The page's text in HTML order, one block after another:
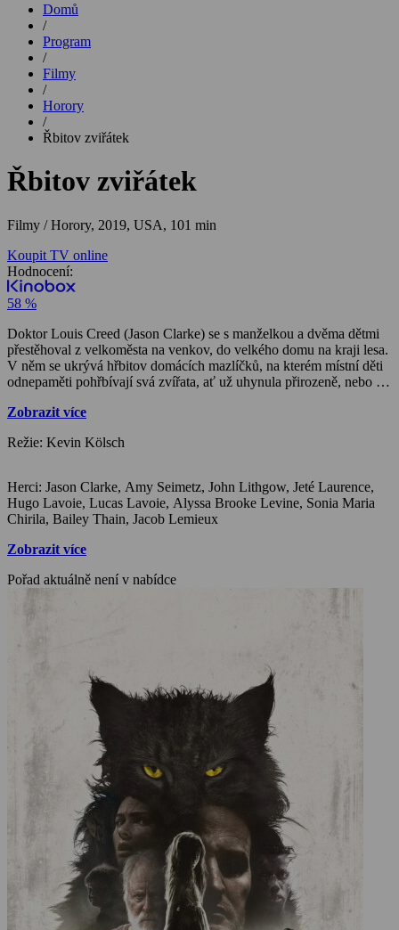
Domů
/
Program
/
Filmy
/
Horory
/
Řbitov zviřátek
Řbitov zviřátek
Filmy / Horory, 2019, USA, 101 min
Koupit TV online
Hodnocení:
58 %
Doktor Louis Creed (Jason Clarke) se s manželkou a dvěma dětmi
přestěhoval z velkoměsta na venkov, do velkého domu na kraji lesa.
V něm se ukrývá hřbitov domácích mazlíčků, na kterém místní děti
odnepaměti pohřbívají svá zvířata, ať už uhynula přirozeně, nebo se
ke smrti staví pragmaticky jako k definitivnímu konci, jeho žena
s tématem smrti obrovské problémy a hlavně chce před „vědomím
Lithgow), najde ležet u cesty mrtvého Churche, kocoura jejich dcery
Ellie, rodiče najednou nevědí, co dceři říct. Je to právě Jud, kdo
Louisovi prozradí, že když kocoura co nejdřív pohřbí na zvířecím
hřbitově, nebudou jí muset říkat vůbec nic. Kocour se vrátí. Ale
trochu jiný. Divočejší. Nebezpečnější.
Zobrazit více
Režie: Kevin Kölsch
Herci: Jason Clarke, Amy Seimetz, John Lithgow, Jeté Laurence,
Hugo Lavoie, Lucas Lavoie, Alyssa Brooke Levine, Sonia Maria
Chirila, Bailey Thain, Jacob Lemieux
Zobrazit více
Pořad aktuálně není v nabídce